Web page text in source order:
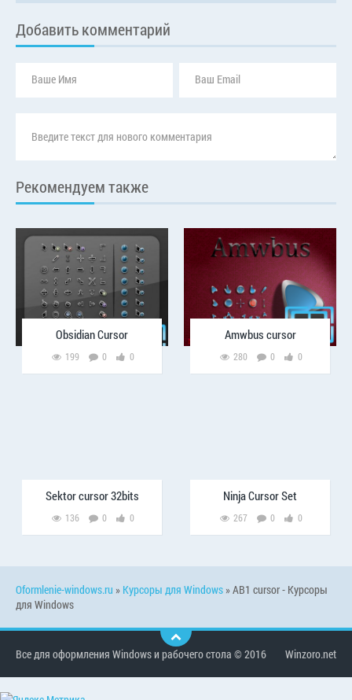
Добавить комментарий
Рекомендуем также
Obsidian Cursor
199 0 0
Amwbus cursor
280 0 0
Sektor cursor 32bits
136 0 0
Ninja Cursor Set
267 0 0
Oformlenie-windows.ru » Курсоры для Windows » AB1 cursor - Курсоры
для Windows
Все для оформления Windows и рабочего стола © 2016 Winzoro.net